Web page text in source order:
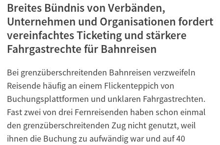
Breites Bündnis von Verbänden,
Unternehmen und Organisationen fordert
vereinfachtes Ticketing und stärkere
Fahrgastrechte für Bahnreisen
Bei grenzüberschreitenden Bahnreisen verzweifeln
Reisende häufig an einem Flickenteppich von
Buchungsplattformen und unklaren Fahrgastrechten.
Fast zwei von drei Fernreisenden haben schon einmal
den grenzüberschreitenden Zug nicht genutzt, weil
ihnen die Buchung zu aufwändig war und auf 40